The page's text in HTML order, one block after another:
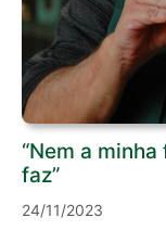
“Nem a
faz”
24/11/2023